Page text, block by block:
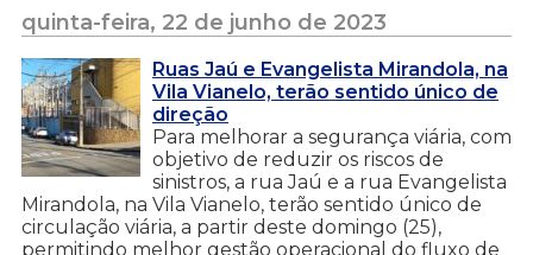
quinta-feira, 22 de junho de 2023
Ruas Jaú e Evangelista Mirandola, na
Vila Vianelo, terão sentido único de
direção
Para melhorar a segurança viária, com
objetivo de reduzir os riscos de
sinistros, a rua Jaú e a rua Evangelista
Mirandola, na Vila Vianelo, terão sentido único de
circulação viária, a partir deste domingo (25),
permitindo melhor gestão operacional do fluxo de